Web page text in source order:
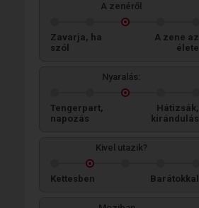
A zenéről
Zavarja, ha
szól
A zene az
élete
Nyaralás:
Tengerpart,
napozás
Hátizsák,
kirándulás
Kivel utazik?
Kettesben Barátokkal